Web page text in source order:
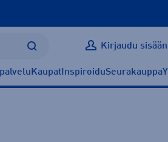
Kirjaudu sisään
Kaupat InspiroiduSeurakauppa